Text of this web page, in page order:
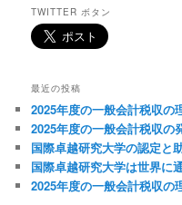
TWITTER ボタン
最近の投稿
2025年度の一般会計税収の
2025年度の一般会計税収の
国際卓越研究大学の認定と
国際卓越研究大学は世界に
2025年度の一般会計税収の